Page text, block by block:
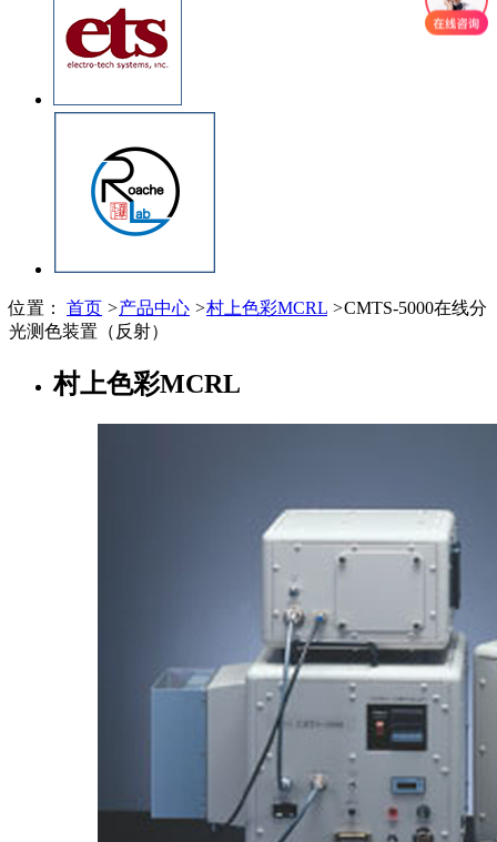
位置： 首页 >产品中心 >村上色彩MCRL >CMTS-5000在线分
光测色装置（反射）
村上色彩MCRL